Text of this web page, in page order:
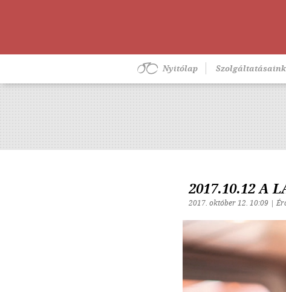
Nyitólap Szolgáltatásaink
2017.10.12 A
2017. október 12. 10:09 |